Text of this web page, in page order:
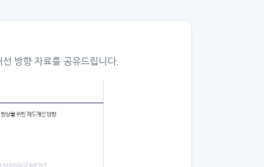
방향 자료를 공유드립니다.